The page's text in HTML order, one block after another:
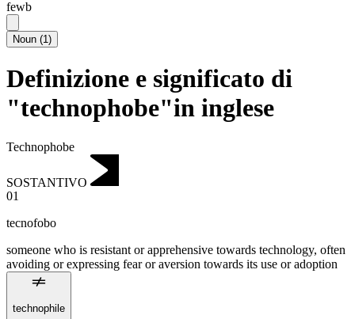
fewb
Noun (1)
Definizione e significato di
"technophobe"in inglese
Technophobe
SOSTANTIVO
01
tecnofobo
someone who is resistant or apprehensive towards technology, often
avoiding or expressing fear or aversion towards its use or adoption
technophile